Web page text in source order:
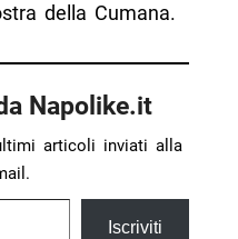
della Cumana.
Napolike.it
articoli inviati alla
Iscriviti